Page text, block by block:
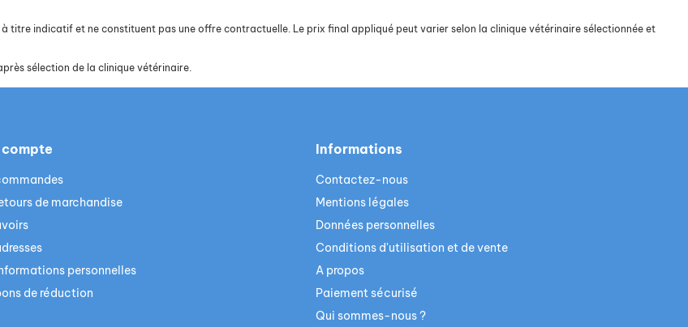
titre indicatif et ne constituent pas une offre contractuelle. Le prix final appliqué peut varier selon la clinique vétérinaire sélectionnée et
sélection de la clinique vétérinaire.
compte
de marchandise
personnelles
de réduction
Informations
Contactez-nous
Mentions légales
Données personnelles
Conditions d'utilisation et de vente
A propos
Paiement sécurisé
Qui sommes-nous ?